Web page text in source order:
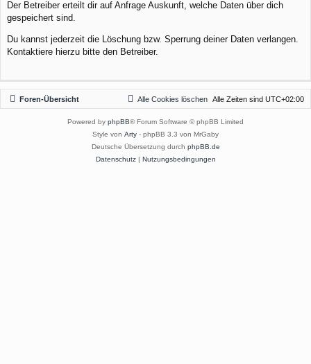
Der Betreiber erteilt dir auf Anfrage Auskunft, welche Daten über dich
gespeichert sind.
Du kannst jederzeit die Löschung bzw. Sperrung deiner Daten verlangen.
Kontaktiere hierzu bitte den Betreiber.
Foren-Übersicht Alle Zeiten sind UTC+02:00
Alle Cookies löschen
Powered by phpBB® Forum Software © phpBB Limited
Style von Arty - phpBB 3.3 von MrGaby
Deutsche Übersetzung durch phpBB.de
Datenschutz| Nutzungsbedingungen